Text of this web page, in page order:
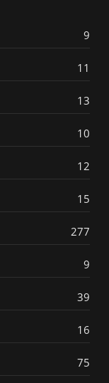
9
11
13
10
12
15
277
9
39
16
75